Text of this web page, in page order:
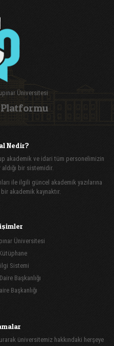
Üniversitesi
Platformu
Nedir?
akademik ve idari tüm personelimizin
bir sistemidir.
ile ilgili güncel akademik yazılarına
akademik kaynaktır.
Üniversitesi
Sistemi
Başkanlığı
Başkanlığı
üniversitemiz hakkındaki herşeye